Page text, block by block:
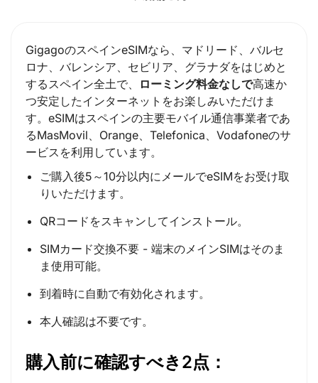
GigagoのスペインeSIMなら、マドリード、バルセ
ロナ、バレンシア、セビリア、グラナダをはじめと
するスペイン全土で、
ローミング料金なしで高速か
つ安定したインターネットをお楽しみいただけま
す。eSIMはスペインの主要モバイル通信事業者であ
るMasMovil、Orange、Telefonica、Vodafoneのサ
ービスを利用しています。
ご購入後5～10分以内にメールでeSIMをお受け取
りいただけます。
QRコードをスキャンしてインストール。
SIMカード交換不要 - 端末のメインSIMはそのま
ま使用可能。
到着時に自動で有効化されます。
本人確認は不要です。
購入前に確認すべき2点：